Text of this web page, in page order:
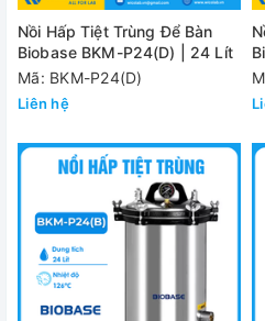
Nồi Hấp Tiệt Trùng Để Bàn
Biobase BKM-P24(D) | 24 Lít
Mã: BKM-P24(D)
Liên hệ